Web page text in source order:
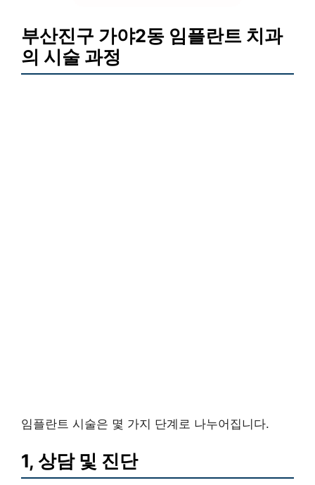
부산진구 가야2동 임플란트 치과
의 시술 과정
임플란트 시술은 몇 가지 단계로 나누어집니다.
1, 상담 및 진단